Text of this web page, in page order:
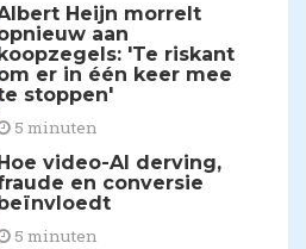
Heijn morrelt
aan
'Te riskant
er in één keer mee
stoppen'
5 minuten
video-AI derving,
en conversie
5 minuten